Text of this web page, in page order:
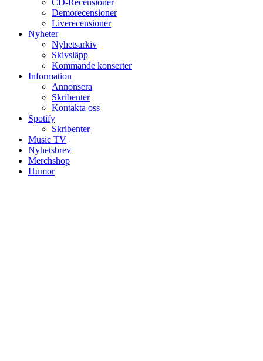
CD-Recensioner
Demorecensioner
Liverecensioner
Nyheter
Nyhetsarkiv
Skivsläpp
Kommande konserter
Information
Annonsera
Skribenter
Kontakta oss
Spotify
Skribenter
Music TV
Nyhetsbrev
Merchshop
Humor